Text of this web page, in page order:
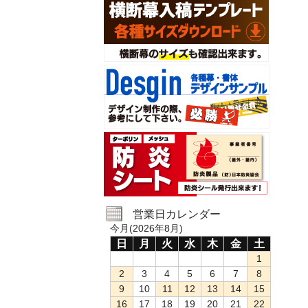
営業日カレンダー
今月(2026年8月)
日 月 火 水 木 金 土
1
2
3 4 5 6 7
8
9
10 11 12 13 14
15
16
17 18 19 20 21 22